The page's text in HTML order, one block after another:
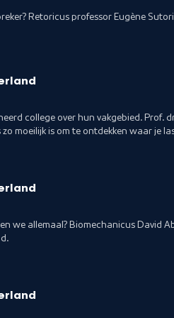
Retoricus professor Eugène
college over hun vakgebied. Prof.
moeilijk is om te ontdekken waar je
we allemaal? Biomechanicus David